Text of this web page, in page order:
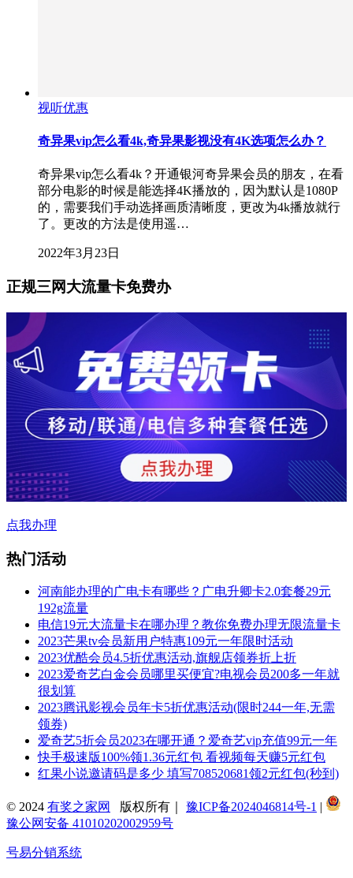
视听优惠
奇异果vip怎么看4k,奇异果影视没有4K选项怎么办？
奇异果vip怎么看4k？开通银河奇异果会员的朋友，在看
部分电影的时候是能选择4K播放的，因为默认是1080P
的，需要我们手动选择画质清晰度，更改为4k播放就行
了。更改的方法是使用遥…
2022年3月23日
正规三网大流量卡免费办
点我办理
热门活动
河南能办理的广电卡有哪些？广电升卿卡2.0套餐29元
192g流量
电信19元大流量卡在哪办理？教你免费办理无限流量卡
2023芒果tv会员新用户特惠109元一年限时活动
2023优酷会员4.5折优惠活动,旗舰店领券折上折
2023爱奇艺白金会员哪里买便宜?电视会员200多一年就
很划算
2023腾讯影视会员年卡5折优惠活动(限时244一年,无需
领券)
爱奇艺5折会员2023在哪开通？爱奇艺vip充值99元一年
快手极速版100%领1.36元红包 看视频每天赚5元红包
红果小说邀请码是多少 填写708520681领2元红包(秒到)
© 2024 有奖之家网 版权所有｜ 豫ICP备2024046814号-1 |
豫公网安备 41010202002959号
号易分销系统